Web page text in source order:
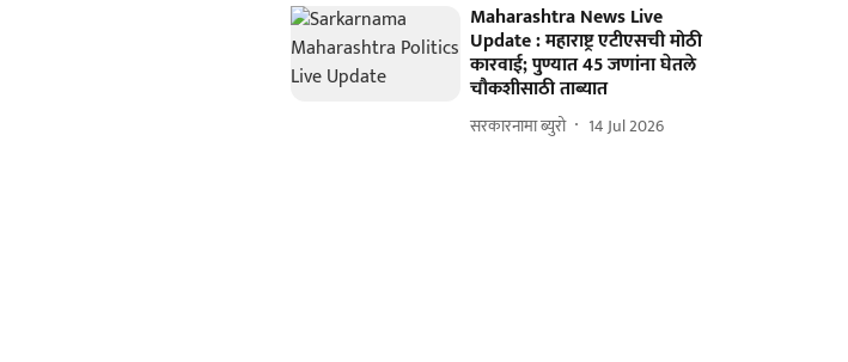
Maharashtra News Live
Update : महाराष्ट्र एटीएसची मोठी
कारवाई; पुण्यात 45 जणांना घेतले
चौकशीसाठी ताब्यात
सरकारनामा ब्युरो 14 Jul 2026